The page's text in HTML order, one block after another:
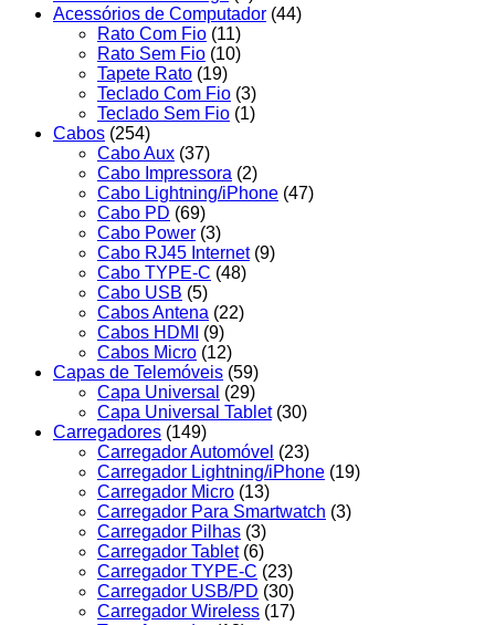
Acessórios de Computador (44)
Rato Com Fio (11)
Rato Sem Fio (10)
Tapete Rato (19)
Teclado Com Fio (3)
Teclado Sem Fio (1)
Cabos (254)
Cabo Aux (37)
Cabo Impressora (2)
Cabo Lightning/iPhone (47)
Cabo PD (69)
Cabo Power (3)
Cabo RJ45 Internet (9)
Cabo TYPE-C (48)
Cabo USB (5)
Cabos Antena (22)
Cabos HDMI
(9)
Cabos Micro (12)
Capas de Telemóveis (59)
Capa Universal (29)
Capa Universal Tablet (30)
Carregadores (149)
Carregador Automóvel (23)
Carregador Lightning/iPhone (19)
Carregador Micro (13)
Carregador Para Smartwatch (3)
Carregador Pilhas (3)
Carregador Tablet (6)
Carregador TYPE-C (23)
Carregador USB/PD (30)
Carregador Wireless (17)